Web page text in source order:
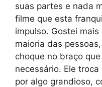
suas partes e nada
filme que esta
impulso. Gostei
maioria das
choque no braço
necessário. Ele
por algo grandioso,